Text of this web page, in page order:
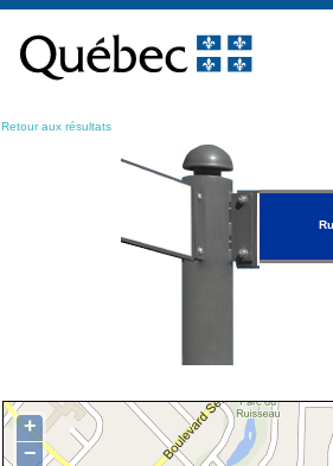
contenu
Retour aux résultats
+
−